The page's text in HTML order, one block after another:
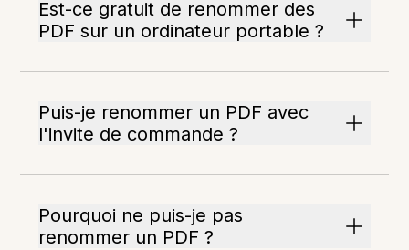
Est-ce gratuit de renommer des
PDF sur un ordinateur portable ?
Puis-je renommer un PDF avec
l'invite de commande ?
Pourquoi ne puis-je pas
renommer un PDF ?